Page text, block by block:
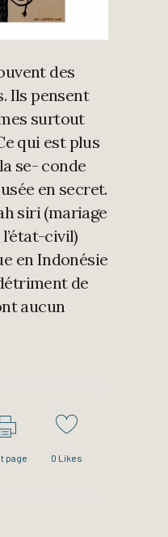
des
Ils pensent
surtout
qui est plus
se- conde
en secret.
siri (mariage
civil)
en Indonésie
de
aucun
page 0 Likes